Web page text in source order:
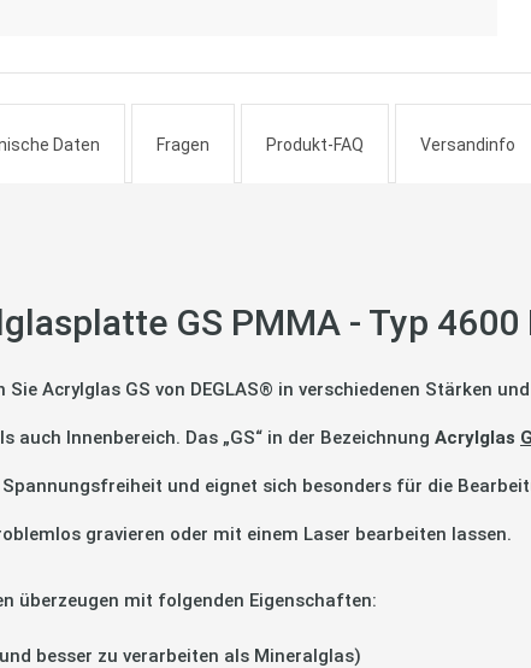
GS PMMA - Typ
Acrylglas GS von DEGLAS® in verschiedenen Stärken
auch Innenbereich. Das „GS“ in der Bezeichnung Acrylglas
und eignet sich besonders für die
gravieren oder mit einem Laser bearbeiten lassen.
überzeugen mit folgenden Eigenschaften:
besser zu verarbeiten als Mineralglas)
Daten Fragen Produkt-FAQ Versandinfo